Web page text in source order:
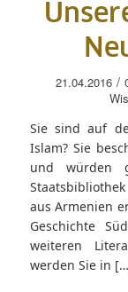
21.04.2016 /
Sie sind auf
Islam? Sie
und würden
aus Armenien
Geschichte
weiteren
werden Sie in